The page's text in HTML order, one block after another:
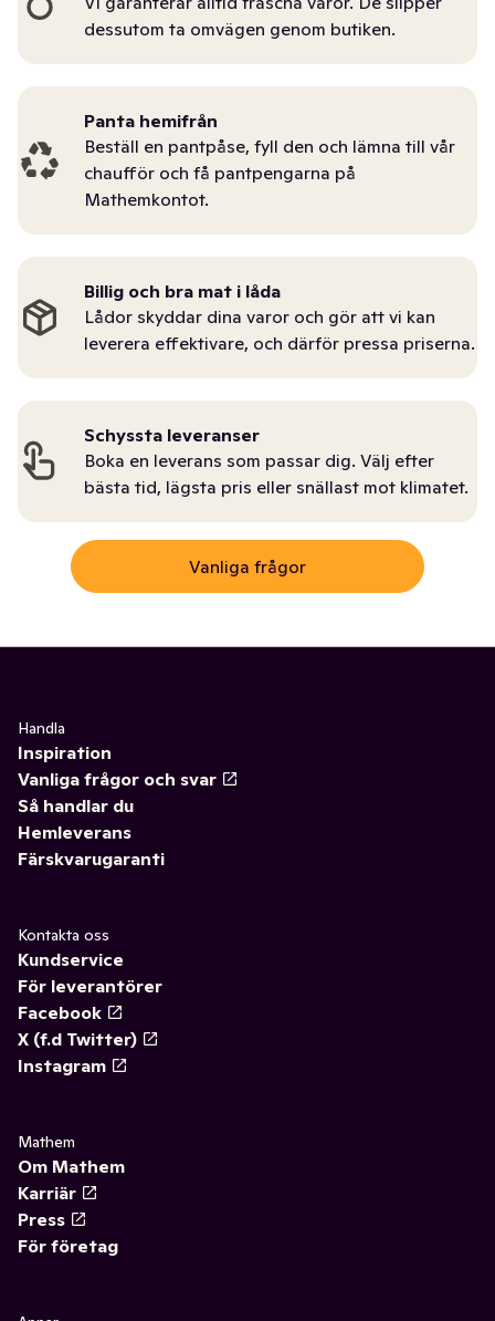
dessutom ta omvägen genom butiken.
Panta hemifrån
Beställ en pantpåse, fyll den och lämna till vår
chaufför och få pantpengarna på
Mathemkontot.
Billig och bra mat i låda
Lådor skyddar dina varor och gör att vi kan
leverera effektivare, och därför pressa priserna.
Schyssta leveranser
Boka en leverans som passar dig. Välj efter
bästa tid, lägsta pris eller snällast mot klimatet.
Vanliga frågor
Handla
Inspiration
Vanliga frågor och svar
Så handlar du
Hemleverans
Färskvarugaranti
Kontakta oss
Kundservice
För leverantörer
Facebook
X (f.d Twitter)
Instagram
Mathem
Om Mathem
Karriär
Press
För företag